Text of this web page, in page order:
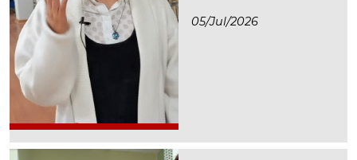
05/jul/2026